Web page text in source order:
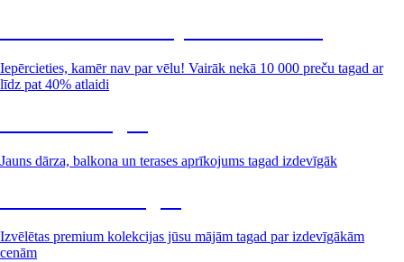
Iepērcieties, kamēr nav par vēlu! Vairāk nekā 10 000 preču tagad ar
līdz pat 40% atlaidi
Jauns dārza, balkona un terases aprīkojums tagad izdevīgāk
Izvēlētas premium kolekcijas jūsu mājām tagad par izdevīgākām
cenām